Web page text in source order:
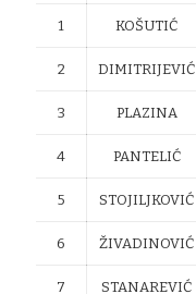
1 KOŠUTIĆ
2 DIMITRIJEVIĆ
3 PLAZINA
4 PANTELIĆ
5 STOJILJKOVIĆ
6 ŽIVADINOVIĆ
7 STANAREVIĆ